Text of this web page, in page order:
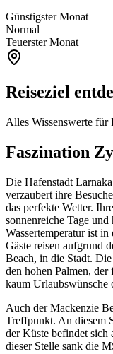
Günstigster Monat
Normal
Teuerster Monat
Reiseziel
Alles Wissenswerte für
Faszination
Die Hafenstadt
verzaubert ihre
das perfekte Wetter.
sonnenreiche Tage
Wassertemperatur ist
Gäste reisen aufgrund
Beach, in die Stadt.
den hohen Palmen, der
kaum Urlaubswünsche
Auch der Mackenzie
Treffpunkt. An diesem
der Küste befindet sich
dieser Stelle sank die